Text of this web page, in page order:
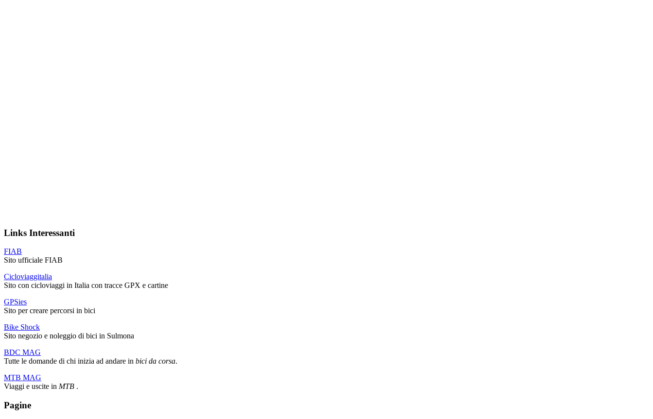
Links Interessanti
FIAB
Sito ufficiale FIAB
Cicloviaggitalia
Sito con cicloviaggi in Italia con tracce GPX e cartine
GPSies
Sito per creare percorsi in bici
Bike Shock
Sito negozio e noleggio di bici in Sulmona
BDC MAG
Tutte le domande di chi inizia ad andare in bici da corsa.
MTB MAG
Viaggi e uscite in MTB .
Pagine